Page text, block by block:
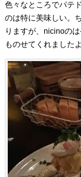
色々なところでパテ
のは特に美味しい。
りますが、nicinoの
ものせてくれましたよ